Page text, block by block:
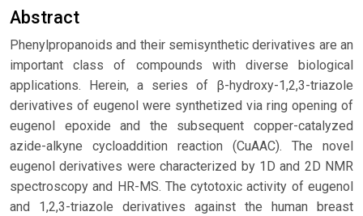
Abstract
Phenylpropanoids and their semisynthetic derivatives are an
important class of compounds with diverse biological
applications. Herein, a series of β-hydroxy-1,2,3-triazole
derivatives of eugenol were synthetized via ring opening of
eugenol epoxide and the subsequent copper-catalyzed
azide-alkyne cycloaddition reaction (CuAAC). The novel
eugenol derivatives were characterized by 1D and 2D NMR
spectroscopy and HR-MS. The cytotoxic activity of eugenol
and 1,2,3-triazole derivatives against the human breast